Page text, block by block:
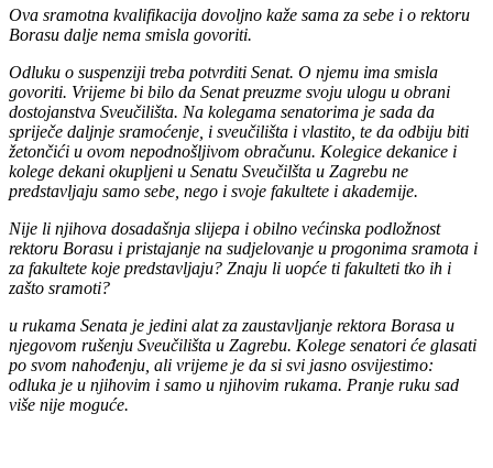
Ova sramotna kvalifikacija dovoljno kaže sama za sebe i o rektoru
Borasu dalje nema smisla govoriti.
Odluku o suspenziji treba potvrditi Senat. O njemu ima smisla
govoriti. Vrijeme bi bilo da Senat preuzme svoju ulogu u obrani
dostojanstva Sveučilišta. Na kolegama senatorima je sada da
spriječe daljnje sramoćenje, i sveučilišta i vlastito, te da odbiju biti
žetončići u ovom nepodnošljivom obračunu. Kolegice dekanice i
kolege dekani okupljeni u Senatu Sveučilšta u Zagrebu ne
predstavljaju samo sebe, nego i svoje fakultete i akademije.
Nije li njihova dosadašnja slijepa i obilno većinska podložnost
rektoru Borasu i pristajanje na sudjelovanje u progonima sramota i
za fakultete koje predstavljaju? Znaju li uopće ti fakulteti tko ih i
zašto sramoti?
u rukama Senata je jedini alat za zaustavljanje rektora Borasa u
njegovom rušenju Sveučilišta u Zagrebu. Kolege senatori će glasati
po svom nahođenju, ali vrijeme je da si svi jasno osvijestimo:
odluka je u njihovim i samo u njihovim rukama. Pranje ruku sad
više nije moguće.